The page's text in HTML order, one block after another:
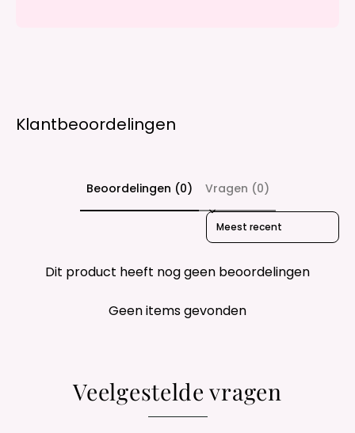
Klantbeoordelingen
Beoordelingen (0) Vragen (0)
Sort reviews by
Dit product heeft nog geen beoordelingen
Geen items gevonden
Veelgestelde vragen